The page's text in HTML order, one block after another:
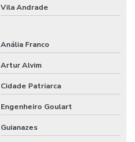
Vila Andrade
Anália Franco
Artur Alvim
Cidade Patriarca
Engenheiro Goulart
Guianazes